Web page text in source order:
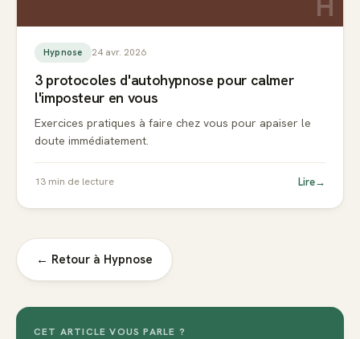
Hypnose 24 avr. 2026
3 protocoles d'autohypnose pour calmer
l'imposteur en vous
Exercices pratiques à faire chez vous pour apaiser le
doute immédiatement.
13 min de lecture Lire→
← Retour à Hypnose
CET ARTICLE VOUS PARLE ?